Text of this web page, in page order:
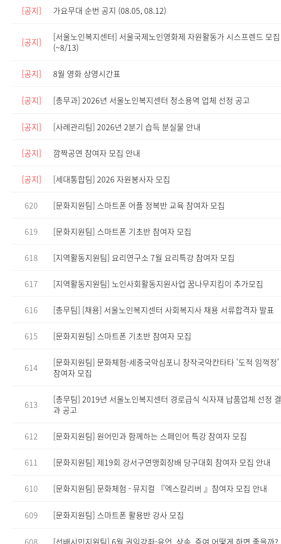
[공지] 가요무대 순번 공지 (08.05, 08.12)
[공지]
[서울노인복지센터] 서울국제노인영화제 자원활동가 시스프렌드 모집
(~8/13)
[공지] 8월 영화 상영시간표
[공지] [총무과] 2026년 서울노인복지센터 청소용역 업체 선정 공고
[공지] [사례관리팀] 2026년 2분기 습득 분실물 안내
[공지] 깜짝공연 참여자 모집 안내
[공지] [세대통합팀] 2026 자원봉사자 모집
620 [문화지원팀] 스마트폰 어플 정복반 교육 참여자 모집
619 [문화지원팀] 스마트폰 기초반 참여자 모집
618 [지역활동지원팀] 요리연구소 7월 요리특강 참여자 모집
617 [지역활동지원팀] 노인사회활동지원사업 꿈나무지킴이 추가모집
616 [총무팀] [채용] 서울노인복지센터 사회복지사 채용 서류합격자 발표
615 [문화지원팀] 스마트폰 기초반 참여자 모집
614
[문화지원팀] 문화체험-세종국악심포니 창작국악칸타타 '도적 임꺽정'
참여자 모집
613
[총무팀] 2019년 서울노인복지센터 경로급식 식자재 납품업체 선정 결
과 공고
612 [문화지원팀] 원어민과 함께하는 스페인어 특강 참여자 모집
611 [문화지원팀] 제19회 강서구연맹회장배 당구대회 참여자 모집 안내
610 [문화지원팀] 문화체험 - 뮤지컬 『엑스칼리버 』참여자 모집 안내
609 [문화지원팀] 스마트폰 활용반 강사 모집
608 [선배시민지원팀] 6월 권익강좌-유언, 상속, 증여 어떻게 하면 좋을까?